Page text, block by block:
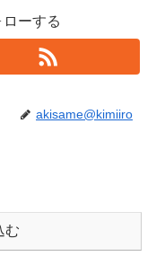
ーする
akisame@kimiiro
む